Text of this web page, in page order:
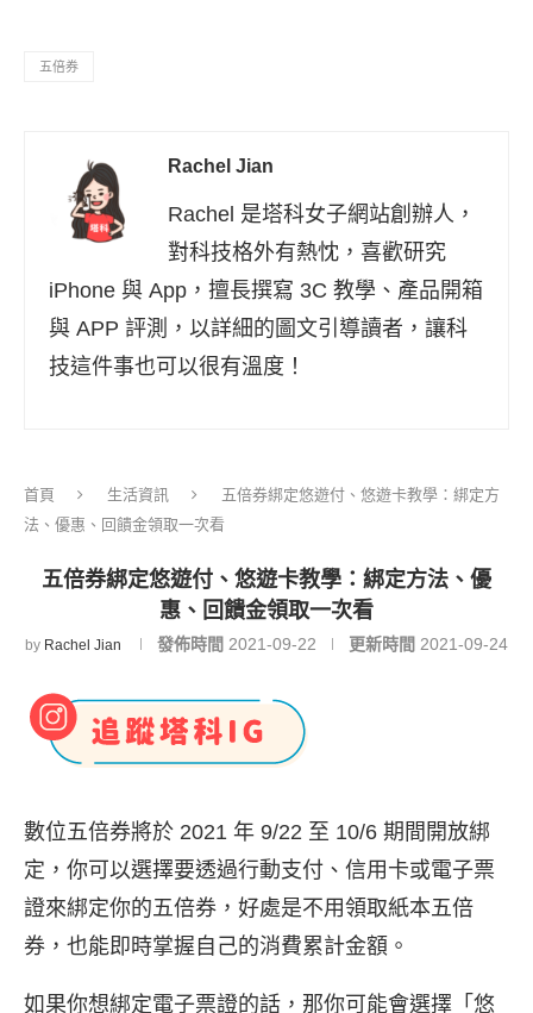
五倍券
Rachel Jian
Rachel 是塔科女子網站創辦人，
對科技格外有熱忱，喜歡研究
iPhone 與 App，擅長撰寫 3C 教學、產品開箱
與 APP 評測，以詳細的圖文引導讀者，讓科
技這件事也可以很有溫度！
首頁 生活資訊
五倍券綁定悠遊付、悠遊卡教學：綁定方
法、優惠、回饋金領取一次看
五倍券綁定悠遊付、悠遊卡教學：綁定方法、優
惠、回饋金領取一次看
by Rachel Jian 發佈時間 2021-09-22 更新時間 2021-09-24
數位五倍券將於 2021 年 9/22 至 10/6 期間開放綁
定，你可以選擇要透過行動支付、信用卡或電子票
證來綁定你的五倍券，好處是不用領取紙本五倍
券，也能即時掌握自己的消費累計金額。
如果你想綁定電子票證的話，那你可能會選擇「悠